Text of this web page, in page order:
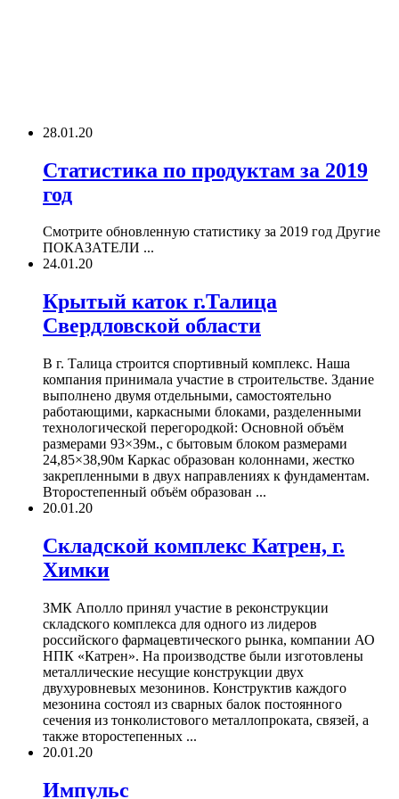
28.01.20
Статистика по продуктам за 2019
год
Смотрите обновленную статистику за 2019 год Другие
ПОКАЗАТЕЛИ ...
24.01.20
Крытый каток г.Талица
Свердловской области
В г. Талица строится спортивный комплекс. Наша
компания принимала участие в строительстве. Здание
выполнено двумя отдельными, самостоятельно
работающими, каркасными блоками, разделенными
технологической перегородкой: Основной объём
размерами 93×39м., с бытовым блоком размерами
24,85×38,90м Каркас образован колоннами, жестко
закрепленными в двух направлениях к фундаментам.
Второстепенный объём образован ...
20.01.20
Складской комплекс Катрен, г.
Химки
ЗМК Аполло принял участие в реконструкции
складского комплекса для одного из лидеров
российского фармацевтического рынка, компании АО
НПК «Катрен». На производстве были изготовлены
металлические несущие конструкции двух
двухуровневых мезонинов. Конструктив каждого
мезонина состоял из сварных балок постоянного
сечения из тонколистового металлопроката, связей, а
также второстепенных ...
20.01.20
Импульс